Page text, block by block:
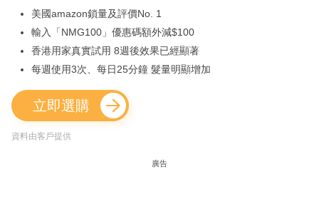
美國amazon鎖量及評價No. 1
輸入「NMG100」優惠碼額外減$100
香港用家真實試用 8週後效果已經顯著
每週使用3次、每日25分鐘 髮量明顯增加
立即選購
資料由客戶提供
廣告